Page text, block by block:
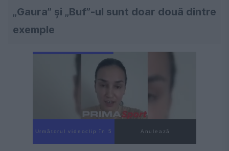
„Gaura” și „Buf”-ul sunt doar două dintre
exemple
Următorul videoclip în 3 Anulează